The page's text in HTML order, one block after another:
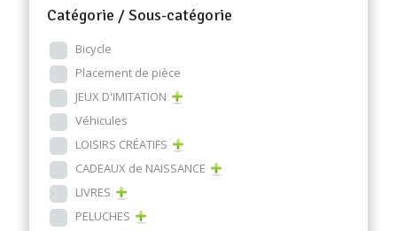
Catégorie / Sous-catégorie
Bicycle
Placement de pièce
JEUX D'IMITATION
Véhicules
LOISIRS CRÉATIFS
CADEAUX de NAISSANCE
LIVRES
PELUCHES